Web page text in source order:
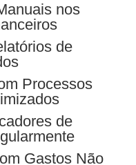
nos
de
Processos
de
Gastos Não